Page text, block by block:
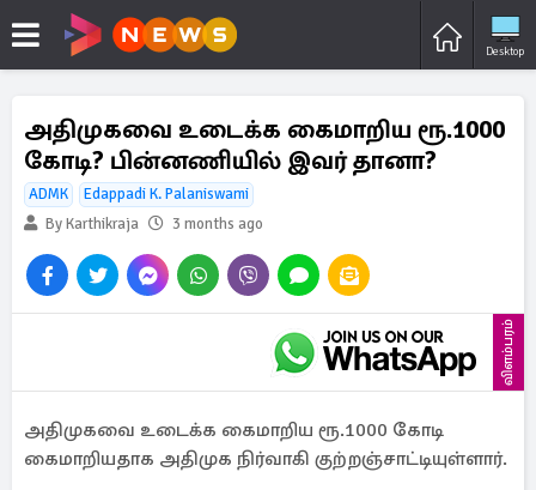
Desktop
அதிமுகவை உடைக்க கைமாறிய ரூ.1000
கோடி? பின்னணியில் இவர் தானா?
ADMK
Edappadi K. Palaniswami
By Karthikraja
3 months ago
விளம்பரம்
அதிமுகவை உடைக்க கைமாறிய ரூ.1000 கோடி
கைமாறியதாக அதிமுக நிர்வாகி குற்றஞ்சாட்டியுள்ளார்.